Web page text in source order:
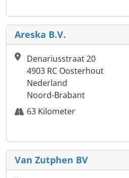
Areska B.V.
Denariusstraat 20
4903 RC Oosterhout
Nederland
Noord-Brabant
63 Kilometer
Van Zutphen BV